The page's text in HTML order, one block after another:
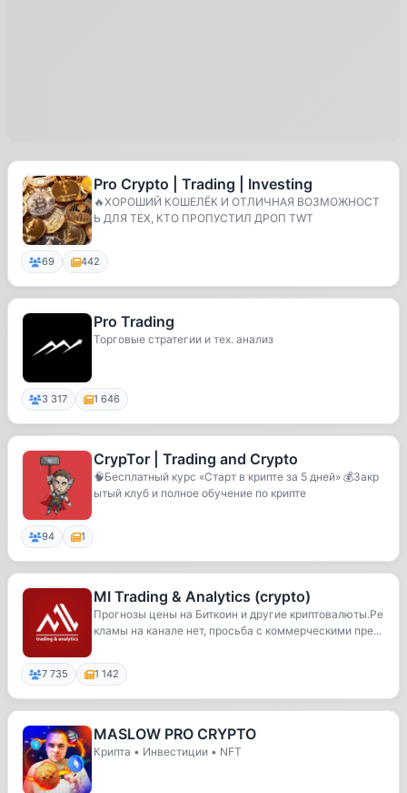
Pro Crypto | Trading | Investing
🔥ХОРОШИЙ КОШЕЛЁК И ОТЛИЧНАЯ ВОЗМОЖНОСТ
Ь ДЛЯ ТЕХ, КТО ПРОПУСТИЛ ДРОП TWT
69 442
Pro Trading
Торговые стратегии и тех. анализ
3 317 1 646
CrypTor | Trading and Crypto
🧠Бесплатный курс «Старт в крипте за 5 дней» 💰Закр
ытый клуб и полное обучение по крипте
94 1
MI Trading & Analytics (crypto)
Прогнозы цены на Биткоин и другие криптовалюты.Ре
кламы на канале нет, просьба с коммерческими пре...
7 735 1 142
MASLOW PRO CRYPTO
Крипта • Инвестиции • NFT